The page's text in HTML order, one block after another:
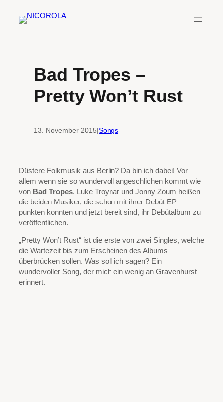
Inhalt
Bad Tropes –
Pretty Won’t Rust
13. November 2015|Songs
Düstere Folkmusik aus Berlin? Da bin ich dabei! Vor
allem wenn sie so wundervoll angeschlichen kommt wie
von Bad Tropes. Luke Troynar und Jonny Zoum heißen
die beiden Musiker, die schon mit ihrer Debüt EP
punkten konnten und jetzt bereit sind, ihr Debütalbum zu
veröffentlichen.
„Pretty Won’t Rust“ ist die erste von zwei Singles, welche
die Wartezeit bis zum Erscheinen des Albums
überbrücken sollen. Was soll ich sagen? Ein
wundervoller Song, der mich ein wenig an Gravenhurst
erinnert.